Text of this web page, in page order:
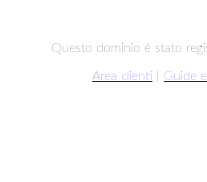
Questo dominio è stato
Area clienti Guide